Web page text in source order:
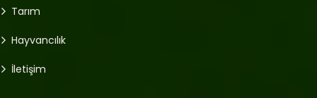
Tarım
Hayvancılık
İletişim